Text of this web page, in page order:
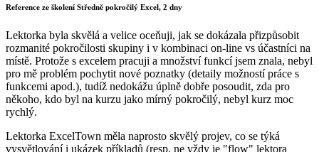
Reference ze školení Středně pokročilý Excel, 2 dny
Lektorka byla skvělá a velice oceňuji, jak se dokázala přizpůsobit
rozmanité pokročilosti skupiny i v kombinaci on-line vs účastníci na
místě. Protože s excelem pracuji a množství funkcí jsem znala, nebyl
pro mě problém pochytit nové poznatky (detaily možností práce s
funkcemi apod.), tudíž nedokážu úplně dobře posoudit, zda pro
někoho, kdo byl na kurzu jako mírný pokročilý, nebyl kurz moc
rychlý.
Lektorka ExcelTown měla naprosto skvělý projev, co se týká
vysvětlování i ukázek příkladů (resp. ne vždy je "flow" lektora